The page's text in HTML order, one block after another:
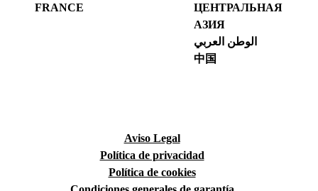
FRANCE
ЦЕНТРАЛЬНАЯ
АЗИЯ
الوطن العربي
中国
Aviso Legal
Política de privacidad
Política de cookies